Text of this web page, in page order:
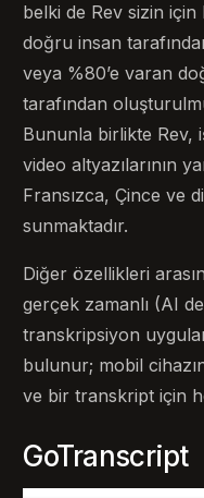
belki de Rev sizin
doğru insan
veya %80’e varan
tarafından
Bununla birlikte Rev,
video altyazılarının
Fransızca, Çince ve
sunmaktadır.
Diğer özellikleri
gerçek zamanlı (AI
transkripsiyon
bulunur; mobil
ve bir transkript için
GoTranscript